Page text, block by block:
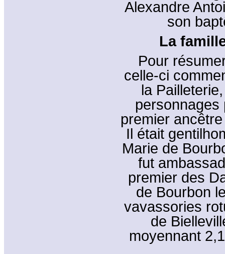
Alexandre
son
La
Pour
celle-ci
la
personnages
premier
Il était
Marie de
fut
premier des
de Bourbon
vavassories
de
moyennant